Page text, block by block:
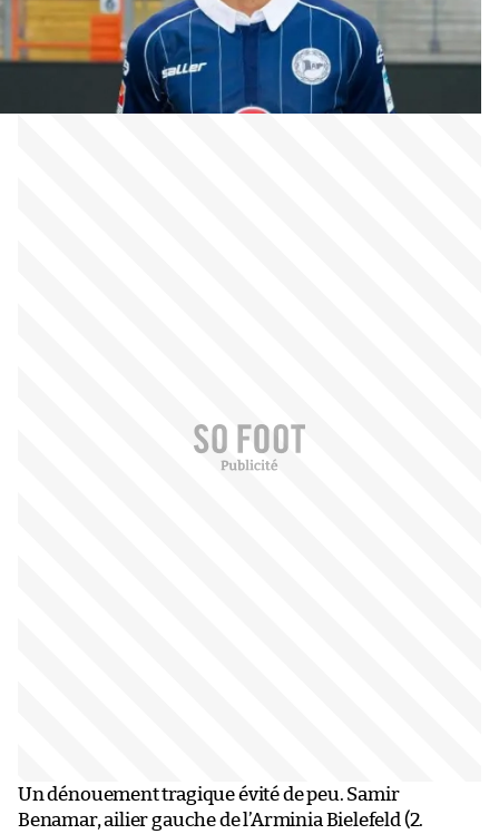
Un dénouement tragique évité de peu. Samir
Benamar, ailier gauche de l’Arminia Bielefeld (2.